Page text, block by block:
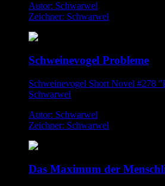
Autor: Schwarwel
Zeichner: Schwarwel
Schweinevogel Probleme
Schweinevogel Short Novel #278
Schwarwel
Autor: Schwarwel
Zeichner: Schwarwel
Das Maximum der